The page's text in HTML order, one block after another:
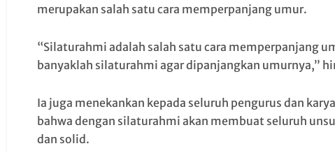
merupakan salah satu cara memperpanjang umur.
“Silaturahmi adalah salah satu cara memperpanjang
banyaklah silaturahmi agar dipanjangkan umurnya,”
Ia juga menekankan kepada seluruh pengurus dan
bahwa dengan silaturahmi akan membuat seluruh
dan solid.